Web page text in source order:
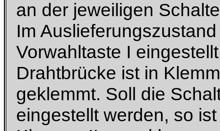
an der jeweiligen
Im
Vorwahltaste I
Drahtbrücke ist in
geklemmt. Soll die
eingestellt werden, so